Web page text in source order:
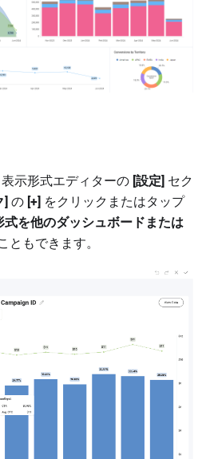
示形式エディターの [設定] セク
] の [+] をクリックまたはタップ
式を他のダッシュボードまたは
ともできます。